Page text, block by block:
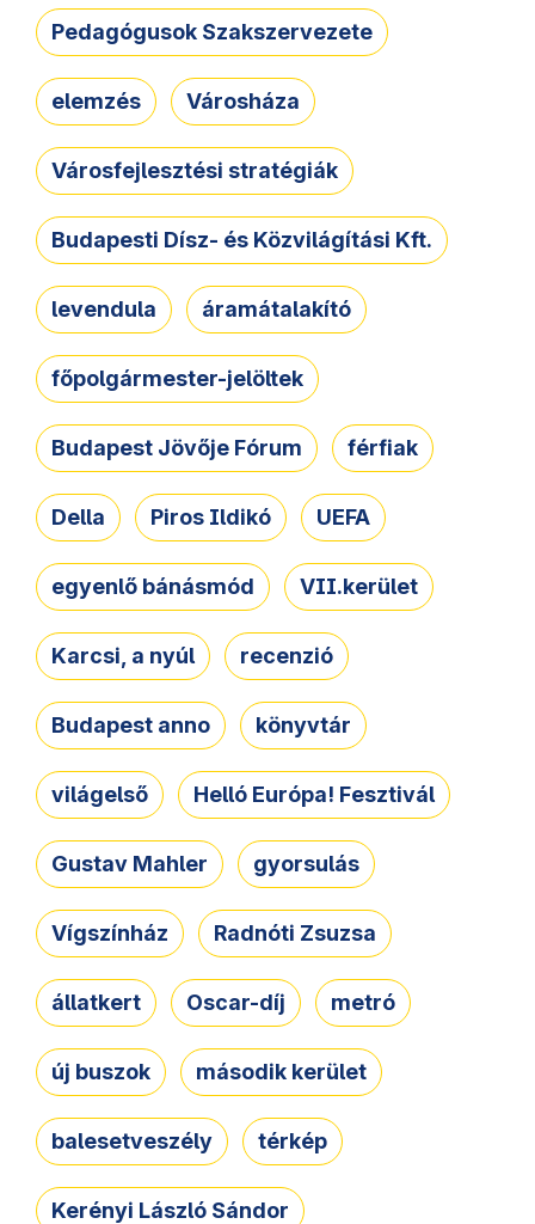
Pedagógusok Szakszervezete
elemzés Városháza
Városfejlesztési stratégiák
Budapesti Dísz- és Közvilágítási Kft.
levendula áramátalakító
főpolgármester-jelöltek
Budapest Jövője Fórum férfiak
Della Piros Ildikó UEFA
egyenlő bánásmód VII.kerület
Karcsi, a nyúl recenzió
Budapest anno könyvtár
világelső Helló Európa! Fesztivál
Gustav Mahler gyorsulás
Vígszínház Radnóti Zsuzsa
állatkert Oscar-díj metró
új buszok második kerület
balesetveszély térkép
Kerényi László Sándor